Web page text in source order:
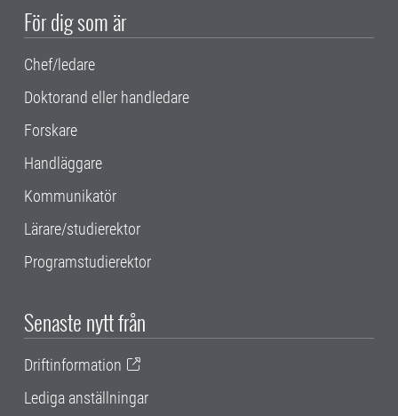
För dig som är
Chef/ledare
Doktorand eller handledare
Forskare
Handläggare
Kommunikatör
Lärare/studierektor
Programstudierektor
Senaste nytt från
Driftinformation
Lediga anställningar